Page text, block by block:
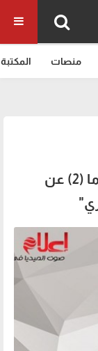
منصات المكتبة
عبد الرحمن جاسم يكتب: حكي دراما (2) عن